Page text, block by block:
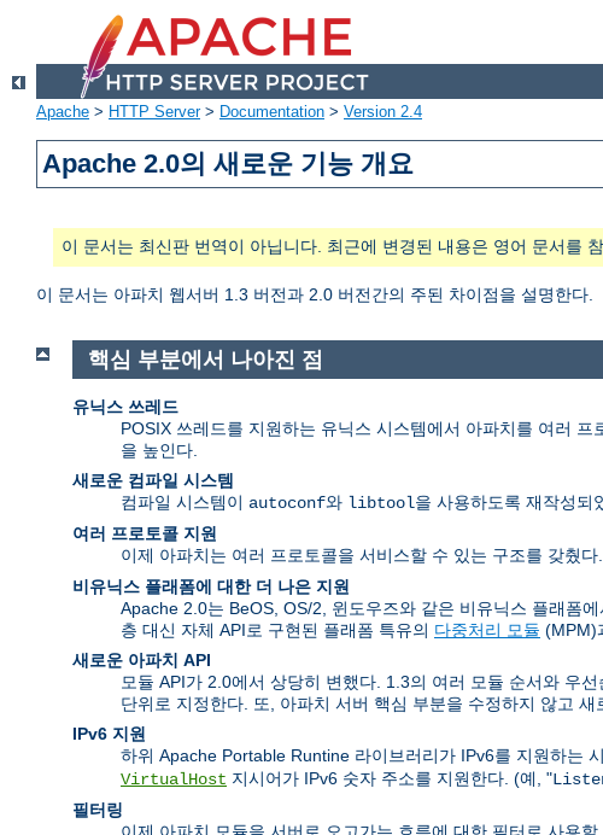
Apache > HTTP Server> Documentation > Version 2.4
Apache 2.0의 새로운 기능 개요
이 문서는 최신판 번역이 아닙니다. 최근에 변경된 내용은 영어 문서를
이 문서는 아파치 웹서버 1.3 버전과 2.0 버전간의 주된 차이점을 설명한다.
핵심 부분에서 나아진 점
유닉스 쓰레드
POSIX 쓰레드를 지원하는 유닉스 시스템에서 아파치를 여러
을 높인다.
새로운 컴파일 시스템
컴파일 시스템이 autoconf와 libtool을 사용하도록 재작성되
여러 프로토콜 지원
이제 아파치는 여러 프로토콜을 서비스할 수 있는 구조를 갖췄다.
비유닉스 플래폼에 대한 더 나은 지원
Apache 2.0는 BeOS, OS/2, 윈도우즈와 같은 비유닉스 플래폼
층 대신 자체 API로 구현된 플래폼 특유의 다중처리 모듈 (MPM)
새로운 아파치 API
모듈 API가 2.0에서 상당히 변했다. 1.3의 여러 모듈 순서와 우
단위로 지정한다. 또, 아파치 서버 핵심 부분을 수정하지 않고
IPv6 지원
하위 Apache Portable Runtine 라이브러리가 IPv6를 지원하는
VirtualHost 지시어가 IPv6 숫자 주소를 지원한다. (예, "
필터링
이제 아파치 모듈을 서버로 오고가는 흐름에 대한 필터로 사용